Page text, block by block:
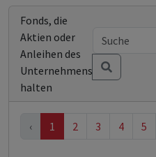
Fonds, die
Aktien oder
Anleihen des
Unternehmens
halten
‹ 1 2 3 4 5